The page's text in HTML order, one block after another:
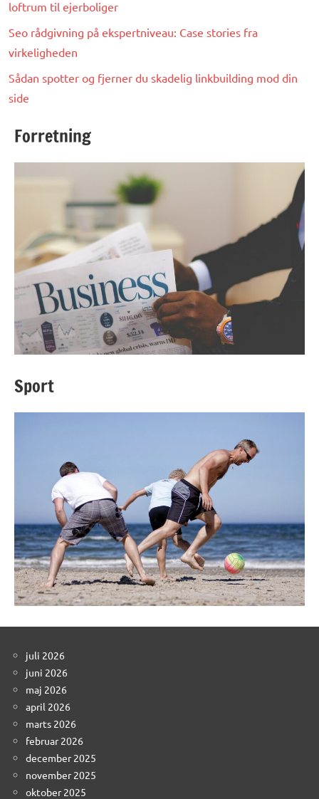
loftrum til ejerboliger
Seo rådgivning på ekspertniveau: Case stories fra
virkeligheden
Sådan spotter og fjerner du skadelig linkbuilding mod din
side
Forretning
Sport
juli 2026
juni 2026
maj 2026
april 2026
marts 2026
februar 2026
december 2025
november 2025
oktober 2025